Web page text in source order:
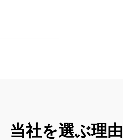
当社を選ぶ理由